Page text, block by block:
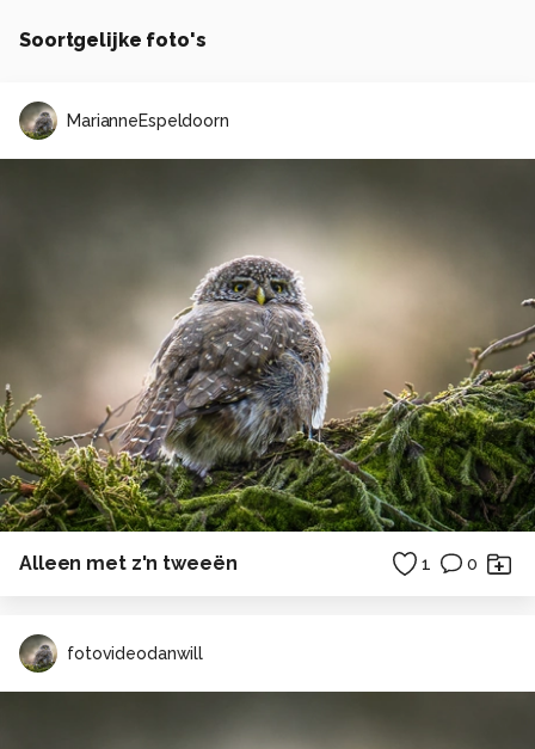
Soortgelijke foto's
MarianneEspeldoorn
Alleen met z'n tweeën 1 0
fotovideodanwill